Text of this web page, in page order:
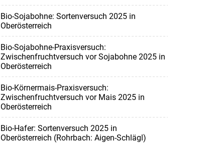
Bio-Sojabohne: Sortenversuch 2025 in
Oberösterreich
Bio-Sojabohne-Praxisversuch:
Zwischenfruchtversuch vor Sojabohne 2025 in
Oberösterreich
Bio-Körnermais-Praxisversuch:
Zwischenfruchtversuch vor Mais 2025 in
Oberösterreich
Bio-Hafer: Sortenversuch 2025 in
Oberösterreich (Rohrbach: Aigen-Schlägl)